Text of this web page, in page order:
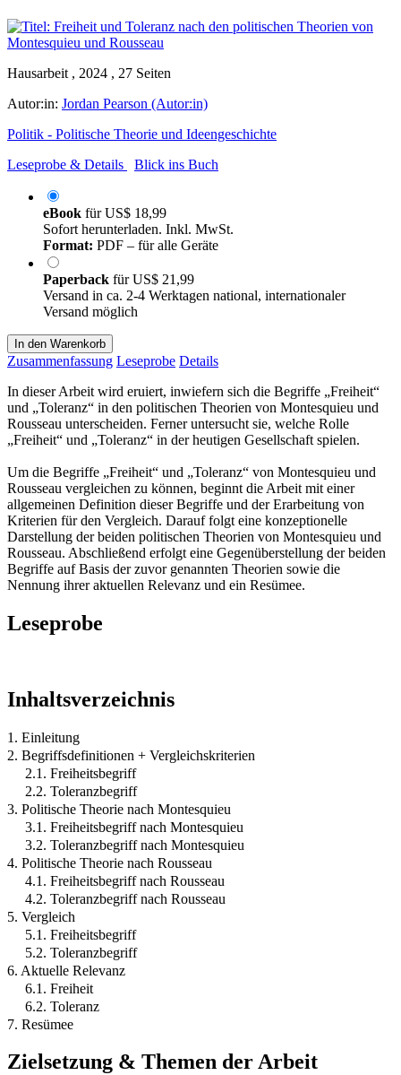
Hausarbeit , 2024 , 27 Seiten
Autor:in: Jordan Pearson (Autor:in)
Politik - Politische Theorie und Ideengeschichte
Leseprobe & Details
Blick ins Buch
eBook fürUS$ 18,99
Sofort herunterladen. Inkl. MwSt.
Format: PDF – für alle Geräte
Paperback fürUS$ 21,99
Versand in ca. 2-4 Werktagen national, internationaler
Versand möglich
In den Warenkorb
Zusammenfassung Leseprobe Details
In dieser Arbeit wird eruiert, inwiefern sich die Begriffe „Freiheit“
und „Toleranz“ in den politischen Theorien von Montesquieu und
Rousseau unterscheiden. Ferner untersucht sie, welche Rolle
„Freiheit“ und „Toleranz“ in der heutigen Gesellschaft spielen.
Um die Begriffe „Freiheit“ und „Toleranz“ von Montesquieu und
Rousseau vergleichen zu können, beginnt die Arbeit mit einer
allgemeinen Definition dieser Begriffe und der Erarbeitung von
Kriterien für den Vergleich. Darauf folgt eine konzeptionelle
Darstellung der beiden politischen Theorien von Montesquieu und
Rousseau. Abschließend erfolgt eine Gegenüberstellung der beiden
Begriffe auf Basis der zuvor genannten Theorien sowie die
Nennung ihrer aktuellen Relevanz und ein Resümee.
Leseprobe
Inhaltsverzeichnis
1. Einleitung
2. Begriffsdefinitionen + Vergleichskriterien
2.1. Freiheitsbegriff
2.2. Toleranzbegriff
3. Politische Theorie nach Montesquieu
3.1. Freiheitsbegriff nach Montesquieu
3.2. Toleranzbegriff nach Montesquieu
4. Politische Theorie nach Rousseau
4.1. Freiheitsbegriff nach Rousseau
4.2. Toleranzbegriff nach Rousseau
5. Vergleich
5.1. Freiheitsbegriff
5.2. Toleranzbegriff
6. Aktuelle Relevanz
6.1. Freiheit
6.2. Toleranz
7. Resümee
Zielsetzung & Themen der Arbeit